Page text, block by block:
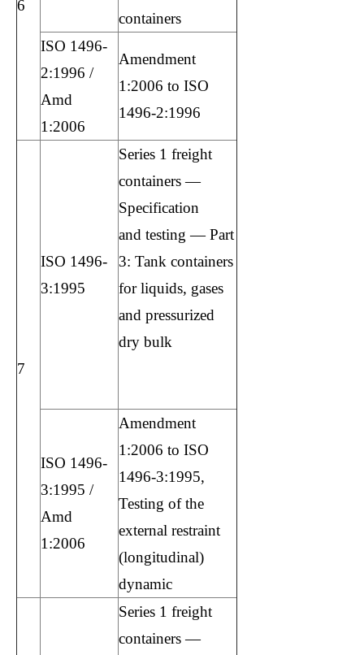
6
containers
ISO 1496-
2:1996 /
Amd
1:2006
Amendment
1:2006 to ISO
1496-2:1996
7
ISO 1496-
3:1995
Series 1 freight
containers —
Specification
and testing — Part
3: Tank containers
for liquids, gases
and pressurized
dry bulk
ISO 1496-
3:1995 /
Amd
1:2006
Amendment
1:2006 to ISO
1496-3:1995,
Testing of the
external restraint
(longitudinal)
dynamic
Series 1 freight
containers —